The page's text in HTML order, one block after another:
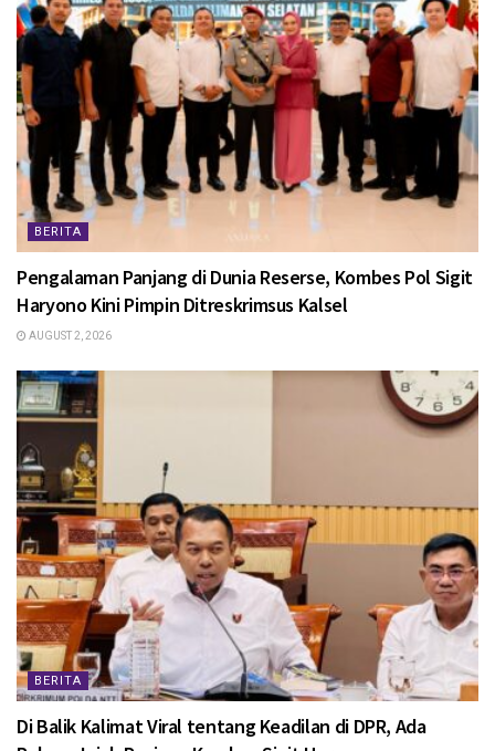
BERITA
Pengalaman Panjang di Dunia Reserse, Kombes Pol Sigit
Haryono Kini Pimpin Ditreskrimsus Kalsel
AUGUST 2, 2026
BERITA
Di Balik Kalimat Viral tentang Keadilan di DPR, Ada